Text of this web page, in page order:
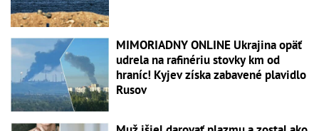
MIMORIADNY ONLINE Ukrajina opäť
udrela na rafinériu stovky km od
hraníc! Kyjev získa zabavené plavidlo
Rusov